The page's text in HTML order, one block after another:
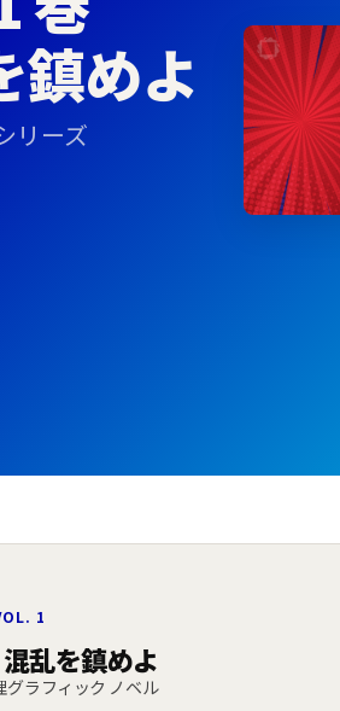
鎮めよ
リーズ
1
乱を鎮めよ
ラフィック ノベル